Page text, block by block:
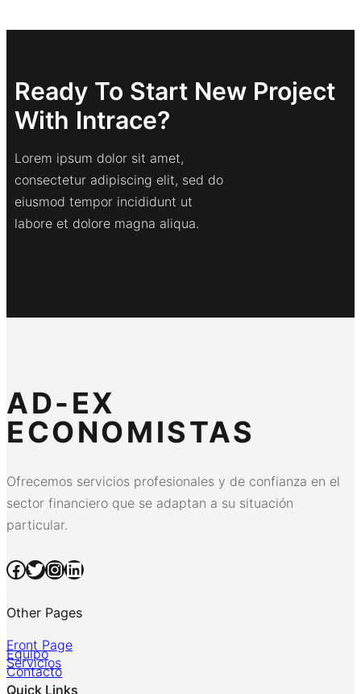
Ready To Start New Project
With Intrace?
Lorem ipsum dolor sit amet,
consectetur adipiscing elit, sed do
eiusmod tempor incididunt ut
labore et dolore magna aliqua.
AD-EX
ECONOMISTAS
Ofrecemos servicios profesionales y de confianza en el
sector financiero que se adaptan a su situación
particular.
Facebook Twitter InstagramLinkedIn
Other Pages
Front Page
Equipo
Servicios
Contacto
Quick Links